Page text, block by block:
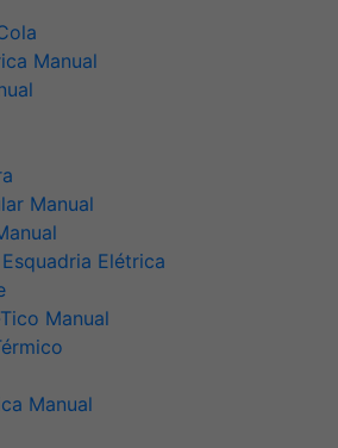
Manual
Manual
Elétrica
Manual
Manual